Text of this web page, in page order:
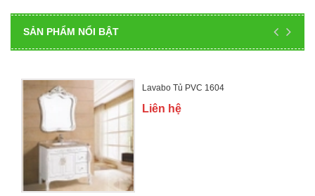
SẢN PHẨM NỔI BẬT
Lavabo Tủ PVC 1604
Liên hệ